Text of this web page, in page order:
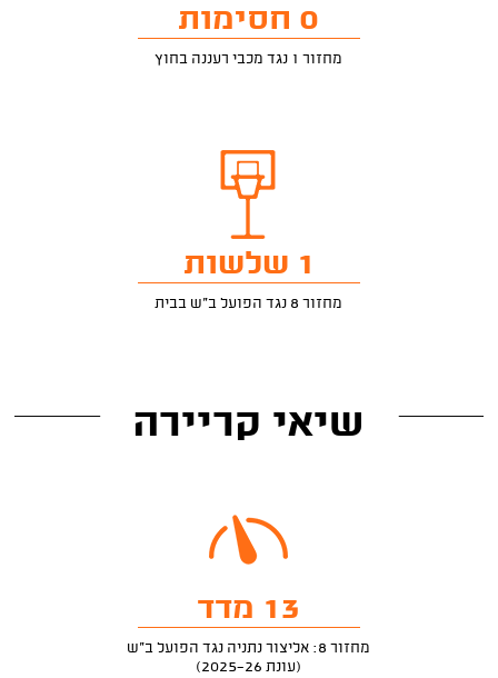
0 חסימות
מחזור 1 נגד מכבי רעננה בחוץ
1 שלשות
מחזור 8 נגד הפועל ב"ש בבית
שיאי קריירה
13 מדד
מחזור 8: אליצור נתניה נגד הפועל ב"ש
(עונת 2025-26)